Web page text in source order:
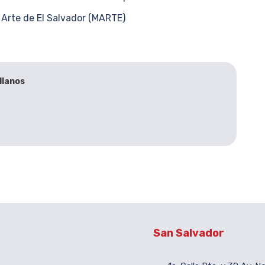
de El Salvador (MARTE)
San Salvador